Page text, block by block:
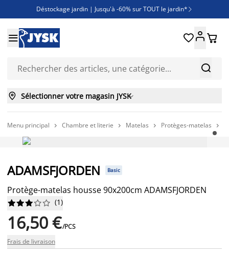
Déstockage jardin | Jusqu'à -60% sur TOUT le jardin* 
Jusqu'à -50% sur une sélection literie
Découvrez les nouveautés de la collection


 
 Sélectionner votre magasin JYSK
Menu principal  Chambre et literie  Matelas  Protèges-matelas 
ADAMSFJORDEN Basic
Protège-matelas housse 90x200cm ADAMSFJORDEN





 (1)
16,50 €/PCS
Frais de livraison